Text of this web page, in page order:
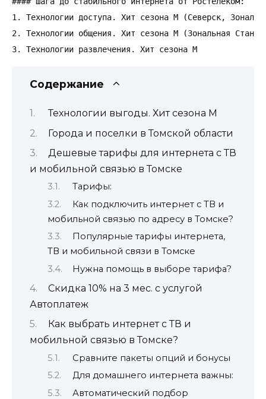
1. Технологии доступа. Хит сезона M (Северск,
2. Технологии общения. Хит сезона М (Зональная
3. Технологии развлечения. Хит сезона M
Содержание
Технологии выгоды. Хит сезона М
Города и поселки в Томской области
Дешевые тарифы для интернета с ТВ
и мобильной связью в Томске
Тарифы:
Как подключить интернет с ТВ и
мобильной связью по адресу в Томске?
Популярные тарифы интернета,
ТВ и мобильной связи в Томске
Нужна помощь в выборе тарифа?
Скидка 10% на 3 мес. с услугой
Автоплатеж
Как выбрать интернет с ТВ и
мобильной связью в Томске?
Сравните пакеты опций и бонусы
Для домашнего интернета важны:
Автоматический подбор